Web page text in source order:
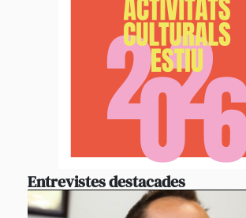
Entrevistes destacades